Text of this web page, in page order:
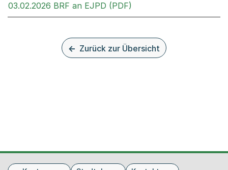
03.02.2026 BRF an EJPD (PDF)
Zurück zur Übersicht